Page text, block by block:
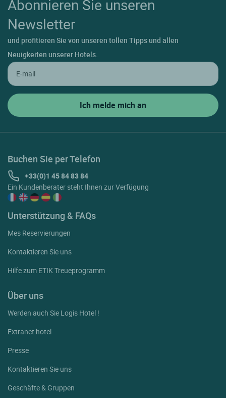
Abonnieren Sie unseren
Newsletter
und profitieren Sie von unseren tollen Tipps und allen
Neuigkeiten unserer Hotels.
Buchen Sie per Telefon
+33(0)1 45 84 83 84
Ein Kundenberater steht Ihnen zur Verfügung
Unterstützung & FAQs
Mes Reservierungen
Kontaktieren Sie uns
Hilfe zum ETIK Treueprogramm
Über uns
Werden auch Sie Logis Hotel !
Extranet hotel
Presse
Kontaktieren Sie uns
Geschäfte & Gruppen